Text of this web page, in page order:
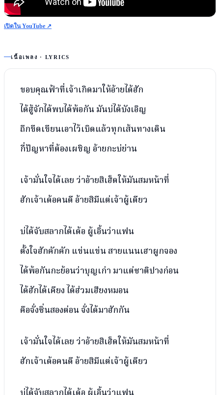
เปิดใน YouTube ↗
เนื้อเพลง · LYRICS
ขอบคุณฟ้าที่เจ้าเกิดมาให้อ้ายได้ฮัก
ได้ฮู้จักได้พบได้พ้อกัน มันบ่ได้บังเอิญ
ถืกขีดเขียนเอาไว้เบิดแล้วทุกเส้นทางเดิน
กี่ปัญหาที่ต้องเผชิญ อ้ายกะบ่ย่าน
เจ้ามั่นใจได้เลย ว่าอ้ายสิเฮ็ดให้มันสมหน้าที่
ฮักเจ้าเด้อคนดี อ้ายสิมีแต่เจ้าผู้เดียว
บ่ได้จับสลากได้เด้อ ผู้เอิ้นว่าแฟน
ตั้งใจฮักคักคัก แข่นแข่น สายแนนเฮาผูกจอง
ได้พ้อกันกะย้อนว่าบุญเก่า มาแต่ซาติปางก่อน
ได้ฮักได้เคียง ได้ฮ่วมเฮียงหมอน
คือจั่งซิ่นสองต่อน จั่งได้มาฮักกัน
เจ้ามั่นใจได้เลย ว่าอ้ายสิเฮ็ดให้มันสมหน้าที่
ฮักเจ้าเด้อคนดี อ้ายสิมีแต่เจ้าผู้เดียว
บ่ได้จับสลากได้เด้อ ผู้เอิ้นว่าแฟน